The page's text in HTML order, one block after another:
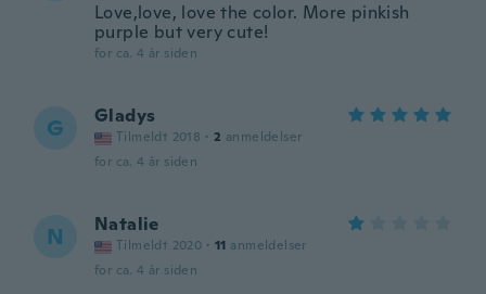
Love,love, love the color. More pinkish
purple but very cute!
for ca. 4 år siden
G Gladys
Tilmeldt 2018 · 2 anmeldelser
for ca. 4 år siden
N Natalie
Tilmeldt 2020 · 11 anmeldelser
for ca. 4 år siden